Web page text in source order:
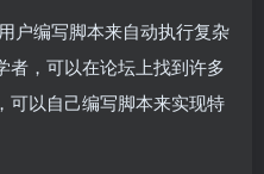
户编写脚本来自动执行复杂
者，可以在论坛上找到许多
可以自己编写脚本来实现特